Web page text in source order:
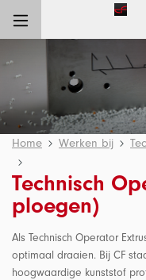
Home Werken bij
Technisch
ploegen)
Als Technisch Operator
optimaal draaien. Bij CF
hoogwaardige kunststof